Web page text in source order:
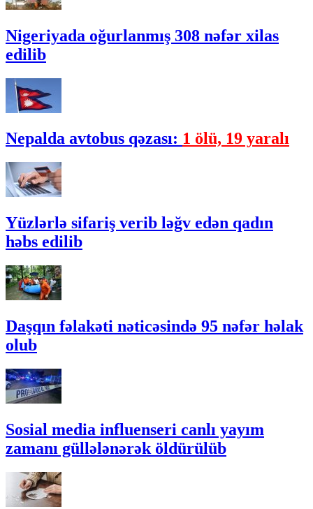
Nigeriyada oğurlanmış 308 nəfər xilas
edilib
Nepalda avtobus qəzası: 1 ölü, 19 yaralı
Yüzlərlə sifariş verib ləğv edən qadın
həbs edilib
Daşqın fəlakəti nəticəsində 95 nəfər həlak
olub
Sosial media influenseri canlı yayım
zamanı güllələnərək öldürülüb